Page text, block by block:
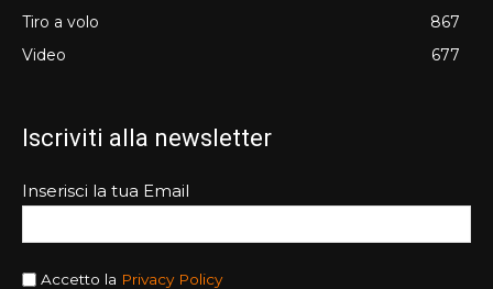
Tiro a volo
867
Video
677
Iscriviti alla newsletter
Inserisci la tua Email
Accetto la Privacy Policy